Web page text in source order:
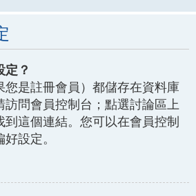
定？
您是註冊會員）都儲存在資料庫
訪問會員控制台；點選討論區上
這個連結。您可以在會員控制
設定。